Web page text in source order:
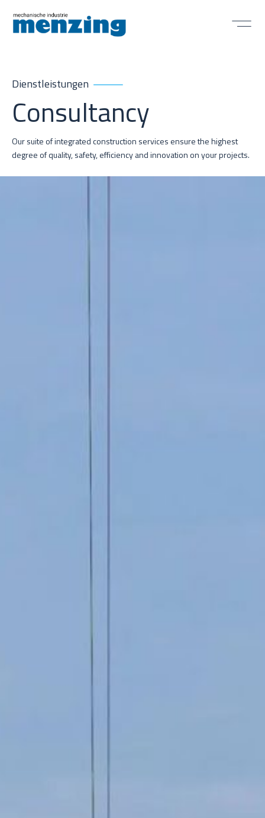
Dienstleistungen
Consultancy
Our suite of integrated construction services ensure the highest
degree of quality, safety, efficiency and innovation on your projects.